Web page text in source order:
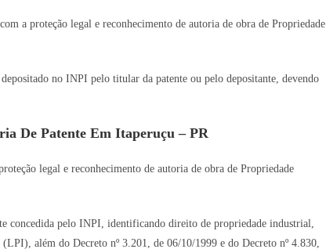
a proteção legal e reconhecimento de autoria de obra de Propriedade
no INPI pelo titular da patente ou pelo depositante, devendo
De Patente Em Itaperuçu – PR
legal e reconhecimento de autoria de obra de Propriedade
concedida pelo INPI, identificando direito de propriedade industrial,
além do Decreto nº 3.201, de 06/10/1999 e do Decreto nº 4.830,